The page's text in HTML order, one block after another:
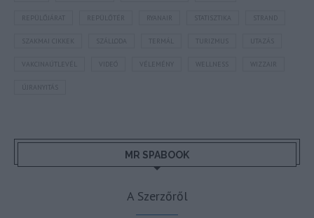
REPÜLŐJÁRAT REPÜLŐTÉR STATISZTIKA STRAND
SZAKMAI CIKKEK SZÁLLODA TERMÁL TURIZMUS UTAZÁS
VAKCINAÚTLEVÉL WIZZAIR
ÚJRANYITÁS
MR SPABOOK
A Szerzőről